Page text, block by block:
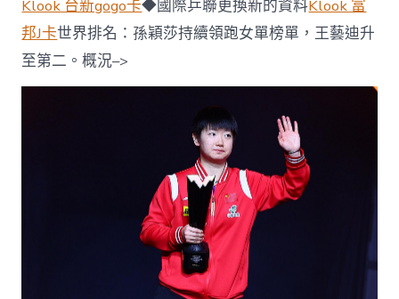
Klook 台新gogo卡◆國際乒聯更換新的資料Klook 富
邦J卡世界排名：孫穎莎持續領跑女單榜單，王藝迪升
至第二。概況–>